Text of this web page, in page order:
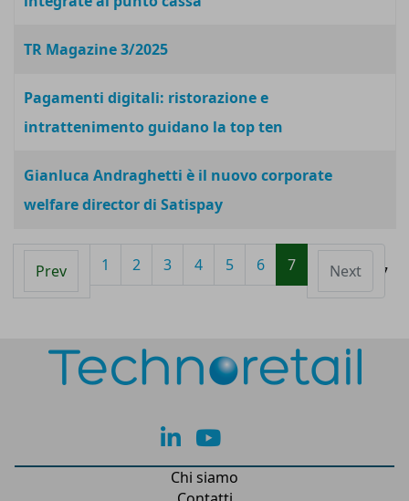
TR Magazine 3/2025
Pagamenti digitali: ristorazione e
intrattenimento guidano la top ten
Gianluca Andraghetti è il nuovo corporate
welfare director di Satispay
Pagina 7 di 7
Prev 1 2 3 4 5 6 7 Next
lk yt
Chi siamo